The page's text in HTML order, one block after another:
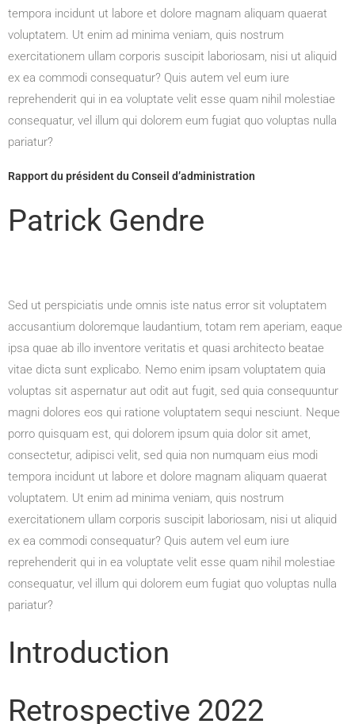
tempora incidunt ut labore et dolore magnam aliquam quaerat
voluptatem. Ut enim ad minima veniam, quis nostrum
exercitationem ullam corporis suscipit laboriosam, nisi ut aliquid
ex ea commodi consequatur? Quis autem vel eum iure
reprehenderit qui in ea voluptate velit esse quam nihil molestiae
consequatur, vel illum qui dolorem eum fugiat quo voluptas nulla
pariatur?
Rapport du président du Conseil d’administration
Patrick Gendre
Sed ut perspiciatis unde omnis iste natus error sit voluptatem
accusantium doloremque laudantium, totam rem aperiam, eaque
ipsa quae ab illo inventore veritatis et quasi architecto beatae
vitae dicta sunt explicabo. Nemo enim ipsam voluptatem quia
voluptas sit aspernatur aut odit aut fugit, sed quia consequuntur
magni dolores eos qui ratione voluptatem sequi nesciunt. Neque
porro quisquam est, qui dolorem ipsum quia dolor sit amet,
consectetur, adipisci velit, sed quia non numquam eius modi
tempora incidunt ut labore et dolore magnam aliquam quaerat
voluptatem. Ut enim ad minima veniam, quis nostrum
exercitationem ullam corporis suscipit laboriosam, nisi ut aliquid
ex ea commodi consequatur? Quis autem vel eum iure
reprehenderit qui in ea voluptate velit esse quam nihil molestiae
consequatur, vel illum qui dolorem eum fugiat quo voluptas nulla
pariatur?
Introduction
Retrospective 2022